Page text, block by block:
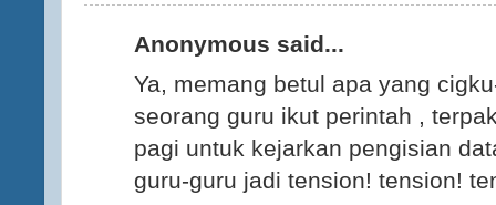
Anonymous said...
Ya, memang betul apa yang
seorang guru ikut perintah ,
pagi untuk kejarkan pengisian
guru-guru jadi tension! tension!